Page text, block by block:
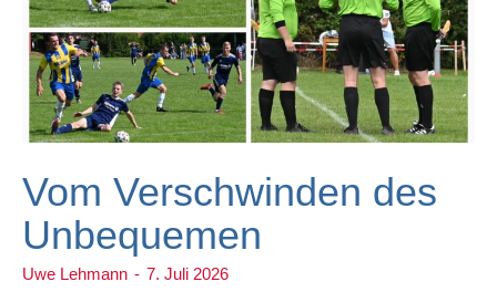
Vom Verschwinden des
Unbequemen
Uwe Lehmann - 7. Juli 2026